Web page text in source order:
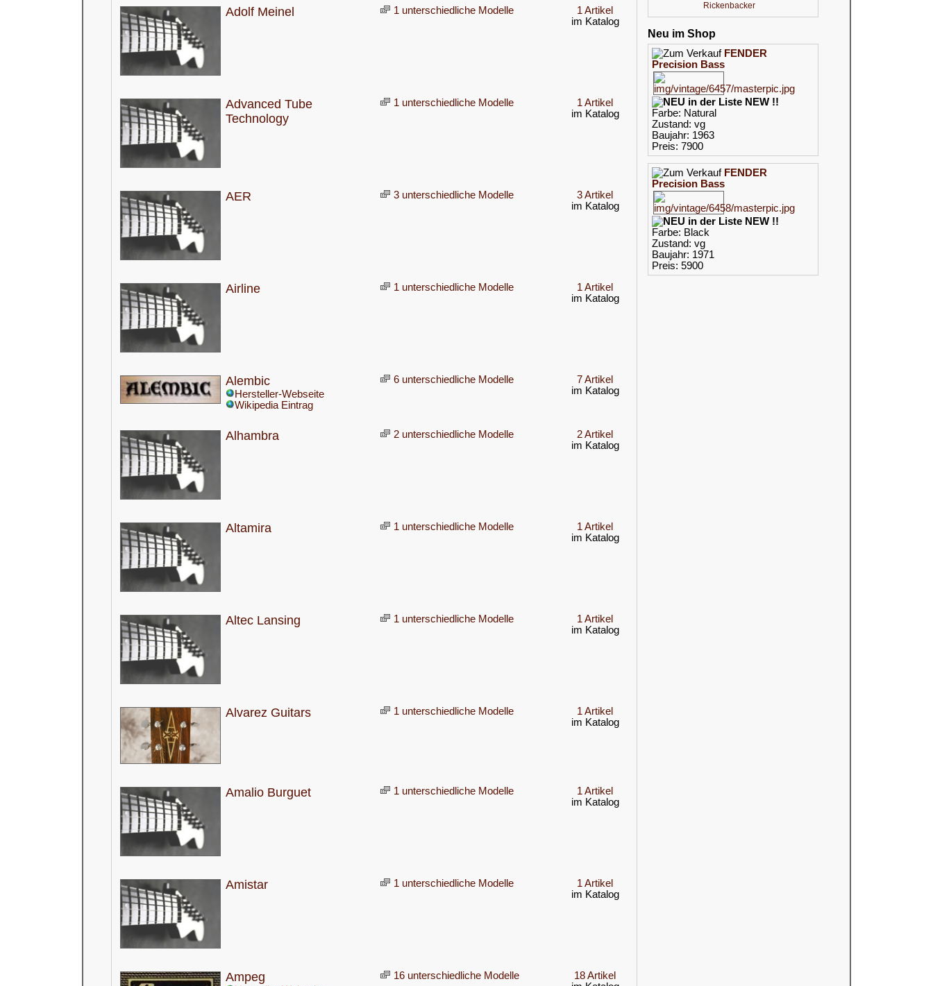
Adolf Meinel 1 unterschiedliche Modelle
1 Artikel
im Katalog
Advanced Tube
Technology
1 unterschiedliche Modelle
1 Artikel
im Katalog
AER 3 unterschiedliche Modelle
3 Artikel
im Katalog
Airline 1 unterschiedliche Modelle
1 Artikel
im Katalog
Alembic
Hersteller-Webseite
Wikipedia Eintrag
6 unterschiedliche Modelle
7 Artikel
im Katalog
Alhambra 2 unterschiedliche Modelle
2 Artikel
im Katalog
Altamira 1 unterschiedliche Modelle
1 Artikel
im Katalog
Altec Lansing 1 unterschiedliche Modelle
1 Artikel
im Katalog
Alvarez Guitars 1 unterschiedliche Modelle
1 Artikel
im Katalog
Amalio Burguet 1 unterschiedliche Modelle
1 Artikel
im Katalog
Amistar 1 unterschiedliche Modelle
1 Artikel
im Katalog
Ampeg 16 unterschiedliche Modelle
18 Artikel
Rickenbacker
Neu im Shop
FENDER
Precision Bass
NEW !!
Farbe: Natural
Zustand: vg
Baujahr: 1963
Preis: 7900
FENDER
Precision Bass
NEW !!
Farbe: Black
Zustand: vg
Baujahr: 1971
Preis: 5900